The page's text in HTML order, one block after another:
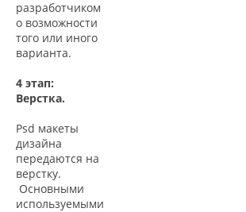
разработчиком
о возможности
того или иного
варианта.
4 этап:
Верстка.
Psd макеты
дизайна
передаются на
верстку.
Основными
используемыми